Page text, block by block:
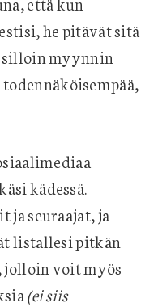
he pitävät sitä
silloin myynnin
kädessä.
ja seuraajat, ja
listallesi pitkän
jolloin voit myös
(ei siis